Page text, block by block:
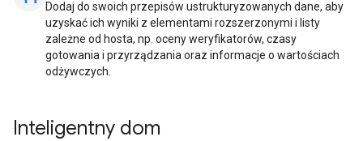
Dodaj do swoich przepisów ustrukturyzowanych dane, aby
uzyskać ich wyniki z elementami rozszerzonymi i listy
zależne od hosta, np. oceny weryfikatorów, czasy
gotowania i przyrządzania oraz informacje o wartościach
odżywczych.
Inteligentny dom